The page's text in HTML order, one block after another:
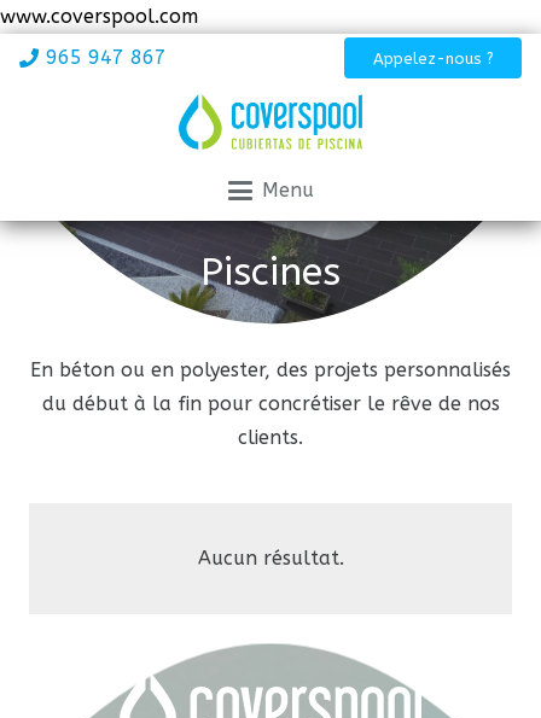
www.coverspool.com
965 947 867
Appelez-nous ?
Menu
Piscines
En béton ou en polyester, des projets personnalisés
du début à la fin pour concrétiser le rêve de nos
clients.
Aucun résultat.